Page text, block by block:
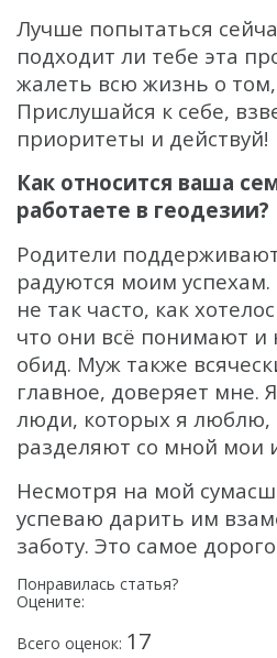
Лучше попытаться
подходит ли тебе эта
жалеть всю жизнь о том,
Прислушайся к себе,
приоритеты и действуй!
Как относится ваша
работаете в геодезии?
Родители
радуются моим успехам.
не так часто, как
что они всё понимают и
обид. Муж также
главное, доверяет мне.
люди, которых я
разделяют со мной мои
Несмотря на мой
успеваю дарить им
заботу. Это самое
Понравилась статья?
Оцените:
Всего оценок: 17